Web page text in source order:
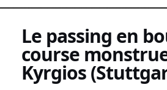
Le passing en
course
Kyrgios